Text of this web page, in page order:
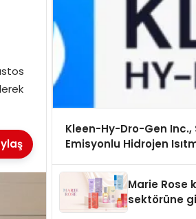
Kleen-Hy-Dro-Gen Inc.,
Emisyonlu Hidrojen
Onaylarını Aldı
Marie Rose
sektörüne